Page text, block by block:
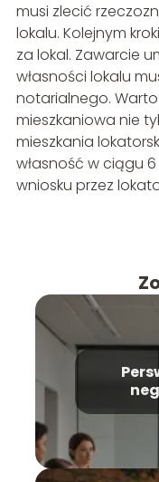
musi zlecić
lokalu. Kolejnym
za lokal. Zawarcie
własności lokalu
notarialnego. Warto
mieszkaniowa nie
mieszkania
własność w ciągu
wniosku przez